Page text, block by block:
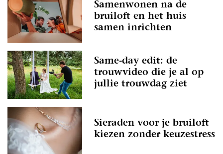
Samenwonen na de
bruiloft en het huis
samen inrichten
Same-day edit: de
trouwvideo die je al op
jullie trouwdag ziet
Sieraden voor je bruiloft
kiezen zonder keuzestress